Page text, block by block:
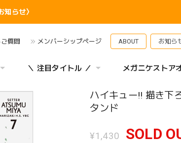
知らせ〉
質問 メンバーシップページ ABOUT お知ら
＼ 注目タイトル ／ メガニケストア
ハイキュー!! 描き下
タンド
¥1,430 SOLD